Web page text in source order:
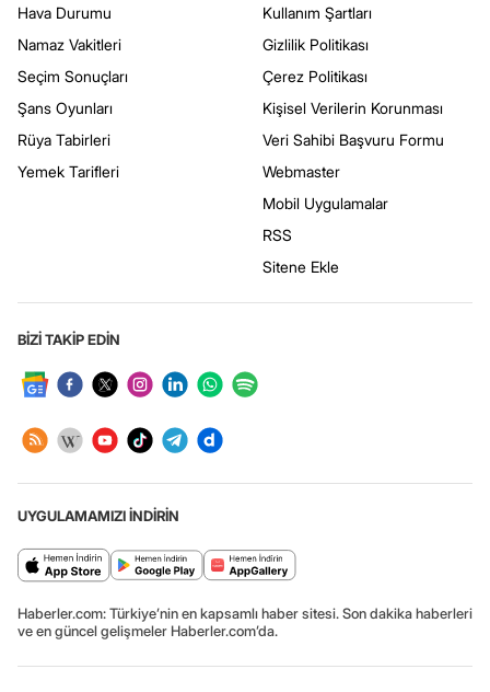
Hava Durumu
Namaz Vakitleri
Seçim Sonuçları
Şans Oyunları
Rüya Tabirleri
Yemek Tarifleri
Kullanım Şartları
Gizlilik Politikası
Çerez Politikası
Kişisel Verilerin Korunması
Veri Sahibi Başvuru Formu
Webmaster
Mobil Uygulamalar
RSS
Sitene Ekle
BİZİ TAKİP EDİN
UYGULAMAMIZI İNDİRİN
Haberler.com: Türkiye’nin en kapsamlı haber sitesi. Son dakika haberleri
ve en güncel gelişmeler Haberler.com’da.